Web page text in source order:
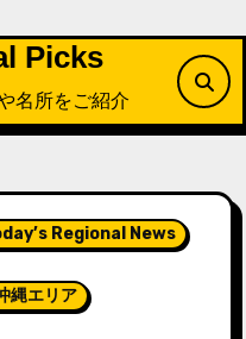
Picks
名所をご紹介
Regional News
縄エリア